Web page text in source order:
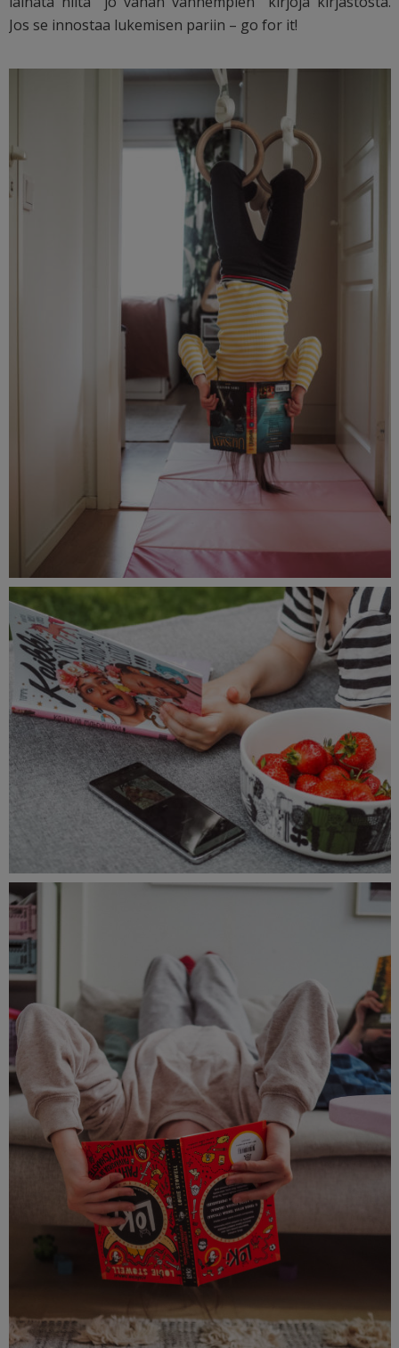
Jos se innostaa lukemisen pariin – go for it!